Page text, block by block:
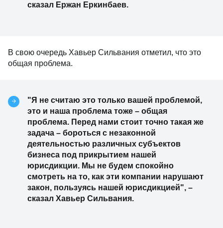
сказал Ержан Еркинбаев.
В свою очередь Хавьер Сильвания отметил, что это
общая проблема.
"Я не считаю это только вашей проблемой,
это и наша проблема тоже – общая
проблема. Перед нами стоит точно такая же
задача – бороться с незаконной
деятельностью различных субъектов
бизнеса под прикрытием нашей
юрисдикции. Мы не будем спокойно
смотреть на то, как эти компании нарушают
закон, пользуясь нашей юрисдикцией", –
сказал Хавьер Сильвания.